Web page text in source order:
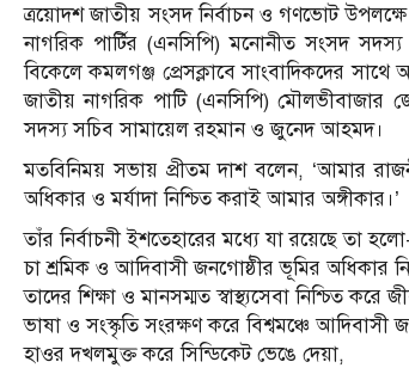
ত্রয়োদশ জাতীয় সংসদ নির্বাচন ও গণভোট
নাগরিক পার্টির (এনসিপি) মনোনীত সংসদ সদস্য
বিকেলে কমলগঞ্জ প্রেসক্লাবে সাংবাদিকদের
জাতীয় নাগরিক পাটি (এনসিপি) মৌলভীবাজার
সদস্য সচিব সামায়েল রহমান ও জুনেদ আহমদ।
মতবিনিময় সভায় প্রীতম দাশ বলেন, ‘আমার
অধিকার ও মর্যাদা নিশ্চিত করাই আমার অঙ্গীকার।’
তাঁর নির্বাচনী ইশতেহারের মধ্যে যা রয়েছে তা
চা শ্রমিক ও আদিবাসী জনগোষ্ঠীর ভূমির অধিকার
তাদের শিক্ষা ও মানসম্মত স্বাস্থ্যসেবা নিশ্চিত
ভাষা ও সংস্কৃতি সংরক্ষণ করে বিশ্বমঞ্চে
হাওর দখলমুক্ত করে সিন্ডিকেট ভেঙে দেয়া,